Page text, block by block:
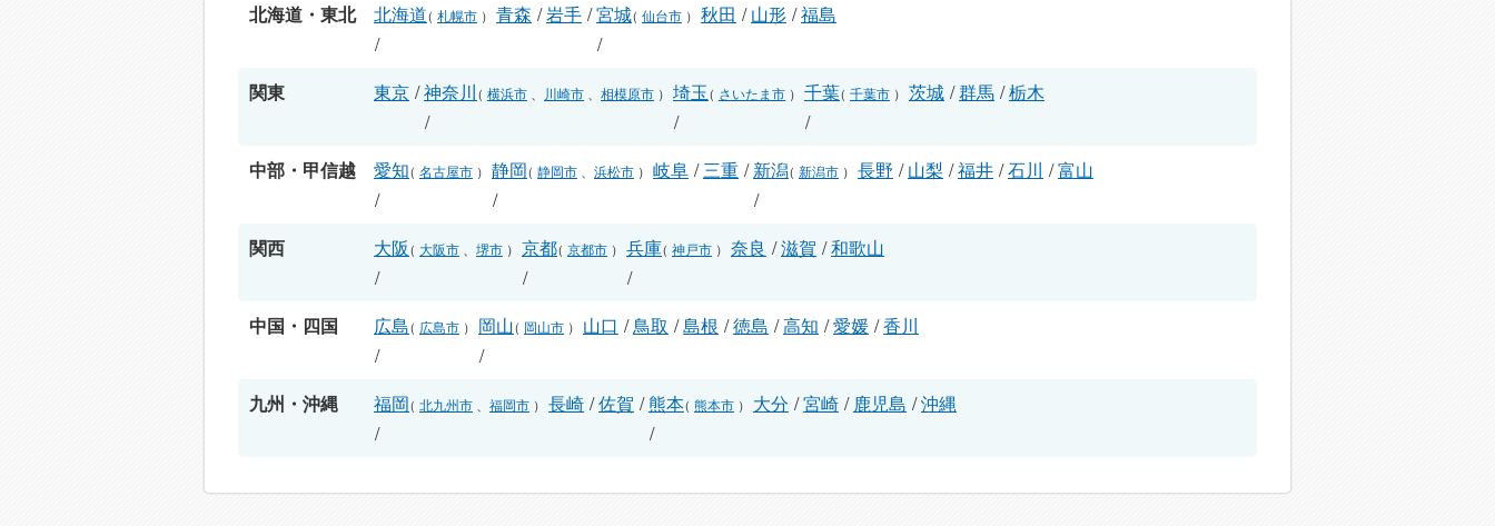
北海道・東北 北海道（ 札幌市 ）
/
青森 /岩手 /宮城（ 仙台市 ）
/
秋田 /山形 /福島
関東 東京 /神奈川（ 横浜市 川崎市 相模原市 ）
/
埼玉（ さいたま市 ）
/
千葉（ 千葉市 ）
/
茨城 /群馬 /栃木
中部・甲信越 愛知（ 名古屋市 ）
/
静岡（ 静岡市 浜松市 ）
/
岐阜 /三重 /新潟（ 新潟市 ）
/
長野 /山梨 /福井 /石川 /富山
関西 大阪（ 大阪市 堺市 ）
/
京都（ 京都市 ）
/
兵庫（ 神戸市 ）
/
奈良 /滋賀 /和歌山
中国・四国 広島（ 広島市 ）
/
岡山（ 岡山市 ）
/
山口 /鳥取 /島根 /徳島 /高知 /愛媛 /香川
九州・沖縄 福岡（ 北九州市 福岡市 ）
/
長崎 /佐賀 /熊本（ 熊本市 ）
/
大分 /宮崎 / 鹿児島 /沖縄